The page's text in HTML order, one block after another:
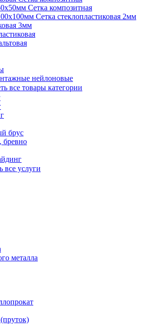
Сетка композитная
Сетка стеклопластиковая 2мм
3мм
нейлоновые
все товары категории
брус
бревно
все услуги
металла